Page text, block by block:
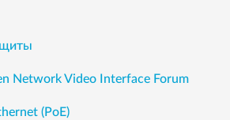
Network Video Interface Forum
(PoE)